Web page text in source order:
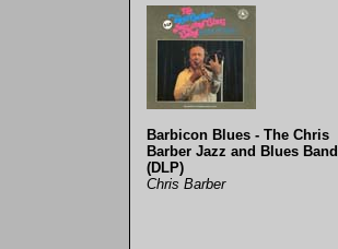
Barbicon Blues - The Chris
Barber Jazz and Blues Band
(DLP)
Chris Barber